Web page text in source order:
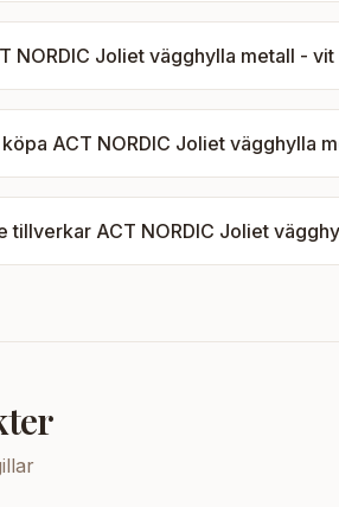
NORDIC Joliet vägghylla metall - vit
ACT NORDIC Joliet vägghylla
tillverkar ACT NORDIC Joliet